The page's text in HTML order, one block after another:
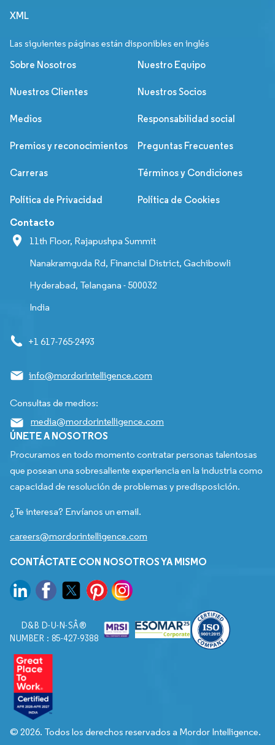
XML
Las siguientes páginas están disponibles en inglés
Sobre Nosotros Nuestro Equipo
Nuestros Clientes Nuestros Socios
Medios Responsabilidad social
Premios y reconocimientos Preguntas Frecuentes
Carreras Términos y Condiciones
Política de Privacidad Política de Cookies
Contacto
11th Floor, Rajapushpa Summit
Nanakramguda Rd, Financial District, Gachibowli
Hyderabad, Telangana - 500032
India
+1 617-765-2493
info@mordorintelligence.com
Consultas de medios:
media@mordorintelligence.com
ÚNETE A NOSOTROS
Procuramos en todo momento contratar personas talentosas
que posean una sobresaliente experiencia en la industria como
capacidad de resolución de problemas y predisposición.
¿Te interesa? Envíanos un email.
careers@mordorintelligence.com
CONTÁCTATE CON NOSOTROS YA MISMO
D&B D-U-N-SÂ®
NUMBER : 85-427-9388
© 2026. Todos los derechos reservados a Mordor Intelligence.